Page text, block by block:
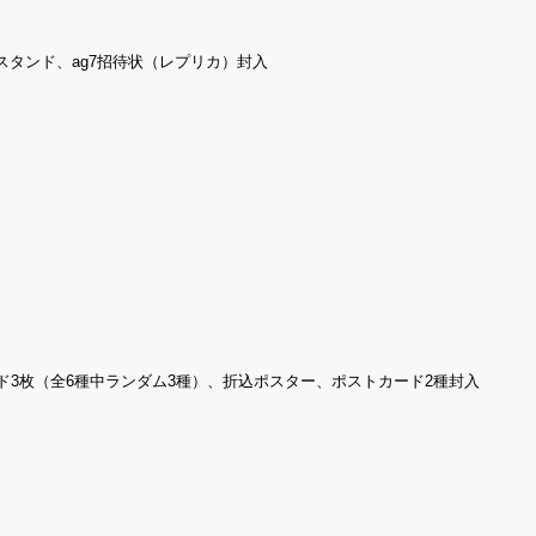
ンド、ag7招待状（レプリカ）封入
枚（全6種中ランダム3種）、折込ポスター、ポストカード2種封入